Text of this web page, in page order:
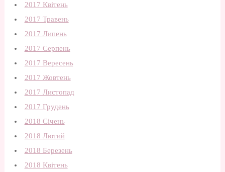
2017 Квітень
2017 Травень
2017 Липень
2017 Серпень
2017 Вересень
2017 Жовтень
2017 Листопад
2017 Грудень
2018 Січень
2018 Лютий
2018 Березень
2018 Квітень